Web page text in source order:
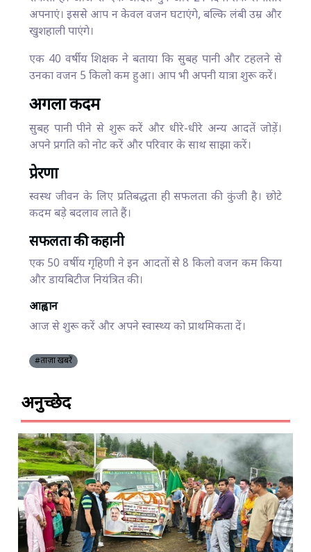
अपनाएं। इससे आप न केवल वजन घटाएंगे, बल्कि लंबी उम्र और
खुशहाली पाएंगे।
एक 40 वर्षीय शिक्षक ने बताया कि सुबह पानी और टहलने से
उनका वजन 5 किलो कम हुआ। आप भी अपनी यात्रा शुरू करें।
अगला कदम
सुबह पानी पीने से शुरू करें और धीरे-धीरे अन्य आदतें जोड़ें।
अपने प्रगति को नोट करें और परिवार के साथ साझा करें।
प्रेरणा
स्वस्थ जीवन के लिए प्रतिबद्धता ही सफलता की कुंजी है। छोटे
कदम बड़े बदलाव लाते हैं।
सफलता की कहानी
एक 50 वर्षीय गृहिणी ने इन आदतों से 8 किलो वजन कम किया
और डायबिटीज नियंत्रित की।
आह्वान
आज से शुरू करें और अपने स्वास्थ्य को प्राथमिकता दें।
#ताज़ा खबरें
अनुच्छेद